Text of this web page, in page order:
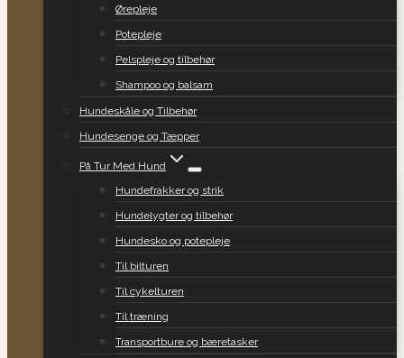
Ørepleje
Potepleje
Pelspleje og tilbehør
Shampoo og balsam
Hundeskåle og Tilbehør
Hundesenge og Tæpper
På Tur Med Hund
Hundefrakker og strik
Hundelygter og tilbehør
Hundesko og potepleje
Til bilturen
Til cykelturen
Til træning
Transportbure og bæretasker